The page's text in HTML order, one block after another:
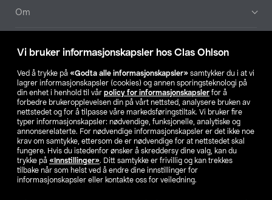
Vi bruker informasjonskapsler hos Clas Ohlson
Ved å trykke på «Godta alle informasjonskapsler» samtykker du i at vi
lagrer informasjonskapsler (cookies) og annen sporingsteknologi på
din enhet i henhold til vår policy for informasjonskapsler for å
forbedre brukeropplevelsen din på vårt nettsted, analysere bruken av
nettstedet og for å tilpasse våre markedsføringstiltak. Vi bruker fire
typer informasjonskapsler: nødvendige, funksjonelle, analytiske og
annonserelaterte. For nødvendige informasjonskapsler er det ikke noe
krav om samtykke, ettersom de er nødvendige for at nettstedet skal
fungere. Hvis du istedenfor ønsker å skreddersy dine valg, kan du
trykke på «Innstillinger». Ditt samtykke er frivillig og kan trekkes
tilbake når som helst ved å endre dine innstillinger for
informasjonskapsler eller kontakte oss for veiledning.
Om
Våre selskaper
Finn din butikk
SE NO FI